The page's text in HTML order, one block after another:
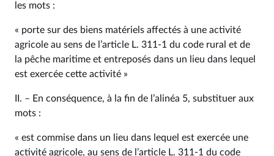
les mots :
« porte sur des biens matériels affectés à une activité
agricole au sens de l’article L. 311‑1 du code rural et de
la pêche maritime et entreposés dans un lieu dans lequel
est exercée cette activité »
II. – En conséquence, à la fin de l’alinéa 5, substituer aux
mots :
« est commise dans un lieu dans lequel est exercée une
activité agricole, au sens de l’article L. 311‑1 du code